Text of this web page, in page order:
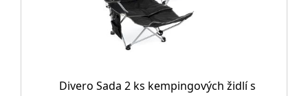
Divero Sada 2 ks kempingových židlí s